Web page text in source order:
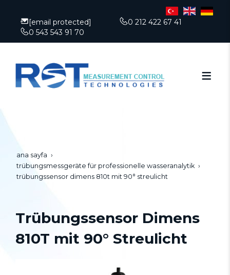
[email protected]
0 212 422 67 41
0 543 543 91 70
ana sayfa
trübungsmessgeräte für professionelle wasseranalytik
trübungssensor dimens 810t mit 90° streulicht
Trübungssensor Dimens
810T mit 90° Streulicht